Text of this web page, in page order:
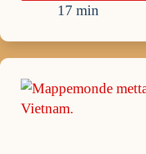
17 min